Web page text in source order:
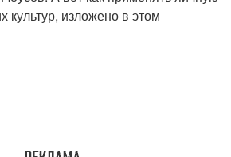
культур, изложено в этом